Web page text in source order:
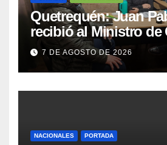
Quetrequén: Juan
recibió al Ministro de
Públicas y al
Vialidad para recorrer
Villa Huidobro
7 DE AGOSTO DE 2026
NACIONALES PORTADA